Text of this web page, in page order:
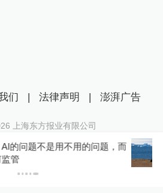
联的美石油公司拟在格陵兰岛钻探，
警告
们 | 法律声明 | 澎湃广告
上海东方报业有限公司
| 沪ICP备14003370号
服务许可证：31120170006
安备 31010602000299号